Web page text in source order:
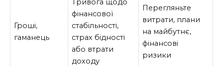
Гроші,
гаманець
Тривога щодо
фінансової
стабільності,
страх бідності
або втрати
доходу
Перегляньте
витрати, плани
на майбутнє,
фінансові
ризики